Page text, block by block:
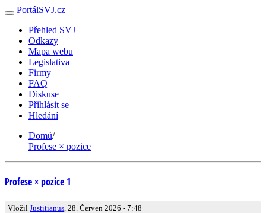
PortálSVJ.cz
Přehled SVJ
Odkazy
Mapa webu
Legislativa
Firmy
FAQ
Diskuse
Přihlásit se
Hledání
Domů/
Profese × pozice
Profese × pozice 1
Vložil Justitianus , 28. Červen 2026 - 7:48